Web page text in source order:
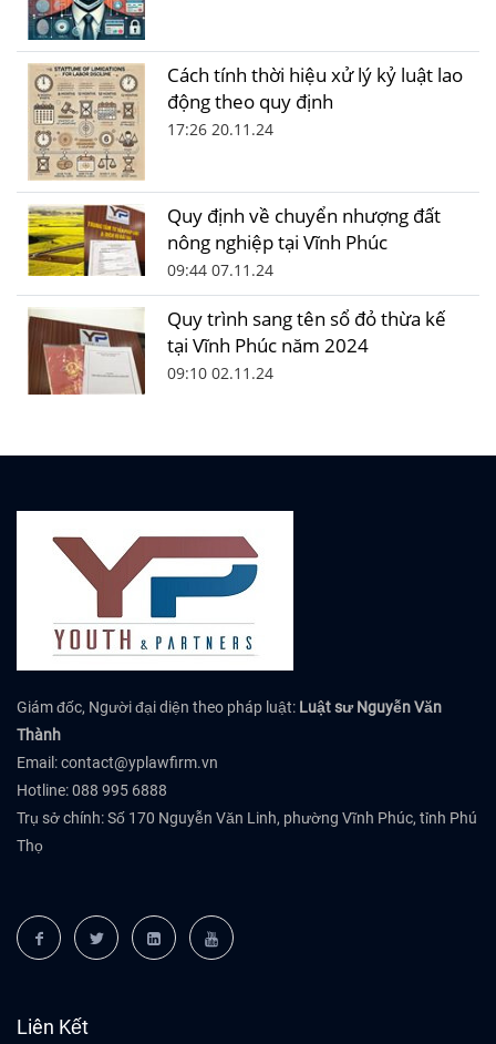
Cách tính thời hiệu xử lý kỷ luật lao
động theo quy định
17:26 20.11.24
Quy định về chuyển nhượng đất
nông nghiệp tại Vĩnh Phúc
09:44 07.11.24
Quy trình sang tên sổ đỏ thừa kế
tại Vĩnh Phúc năm 2024
09:10 02.11.24
Giám đốc, Người đại diện theo pháp luật: Luật sư Nguyễn Văn
Thành
Email:contact@yplawfirm.vn
Hotline: 088 995 6888
Trụ sở chính: Số 170 Nguyễn Văn Linh, phường Vĩnh Phúc, tỉnh Phú
Thọ
Liên Kết